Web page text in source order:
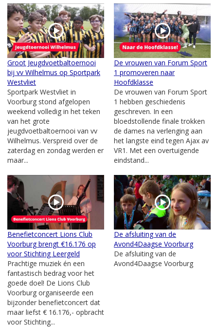
Groot Jeugdvoetbaltoernooi
bij vv Wilhelmus op Sportpark
Westvliet
Sportpark Westvliet in
Voorburg stond afgelopen
weekend volledig in het teken
van het grote
jeugdvoetbaltoernooi van vv
Wilhelmus. Verspreid over de
zaterdag en zondag werden er
maar...
De vrouwen van Forum Sport
1 promoveren naar
Hoofdklasse
De vrouwen van Forum Sport
1 hebben geschiedenis
geschreven. In een
bloedstollende finale trokken
de dames na verlenging aan
het langste eind tegen Ajax av
VR1. Met een overtuigende
eindstand...
Benefietconcert Lions Club
Voorburg brengt €16.176 op
voor Stichting Leergeld
Prachtige muziek én een
fantastisch bedrag voor het
goede doel! De Lions Club
Voorburg organiseerde een
bijzonder benefietconcert dat
maar liefst € 16.176,- opbracht
voor Stichting...
De afsluiting van de
Avond4Daagse Voorburg
De afsluiting van de
Avond4Daagse Voorburg